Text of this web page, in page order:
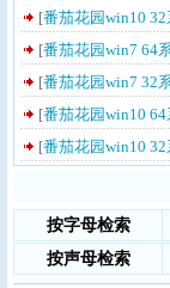
[番茄花园win10 32
[番茄花园win7 64
[番茄花园win7 32
[番茄花园win10 64
[番茄花园win10 32
按字母检索
按声母检索